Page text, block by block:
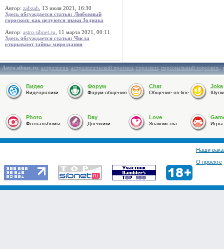
Автор: zabzab , 13 июля 2021, 16:30
Здесь обсуждается статья: Любовный
гороскоп: как целуются знаки Зодиака
Автор: astro.sibnet.ru , 11 марта 2021, 00:11
Здесь обсуждается статья: Числа
открывают тайны мироздания
Astro.sibnet.ru:астрология,астрологический прогноз,гороскоп,персональный гороскоп,
Видео
Видеоролики
Форум
Форум общения
Chat
Общение on-line
Joke
Photo
Фотоальбомы
Day
Дневники
Love
Знакомства Игры
Наши
О проекте